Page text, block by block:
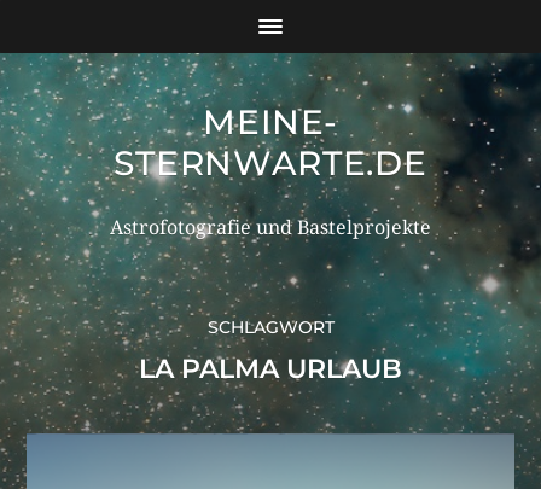
MEINE-
STERNWARTE.DE
Astrofotografie und Bastelprojekte
SCHLAGWORT
LA PALMA URLAUB